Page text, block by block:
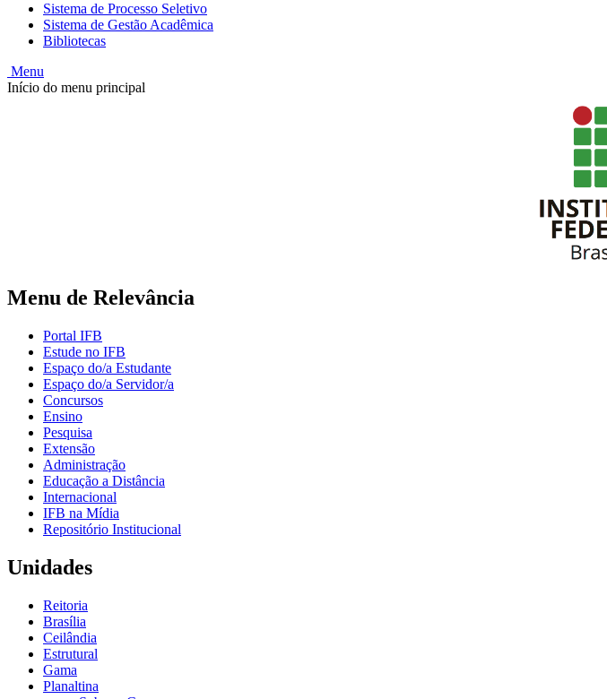
Sistema de Processo Seletivo
Sistema de Gestão Acadêmica
Bibliotecas
Menu
Início do menu principal
Menu de Relevância
Portal IFB
Estude no IFB
Espaço do/a Estudante
Espaço do/a Servidor/a
Concursos
Ensino
Pesquisa
Extensão
Administração
Educação a Distância
Internacional
IFB na Mídia
Repositório Institucional
Unidades
Reitoria
Brasília
Ceilândia
Estrutural
Gama
Planaltina